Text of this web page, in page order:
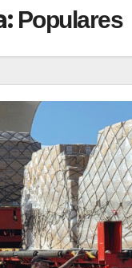
Populares